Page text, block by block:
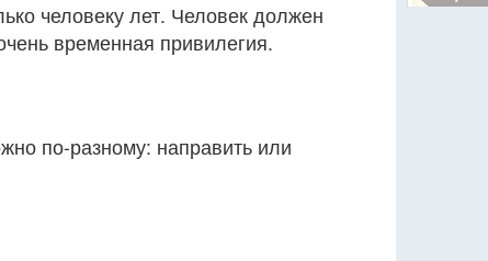
человеку лет. Человек должен
временная привилегия.
по-разному: направить или